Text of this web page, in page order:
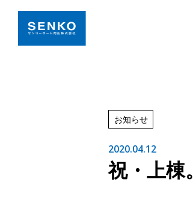
お知らせ
2020.04.12
祝・上棟。